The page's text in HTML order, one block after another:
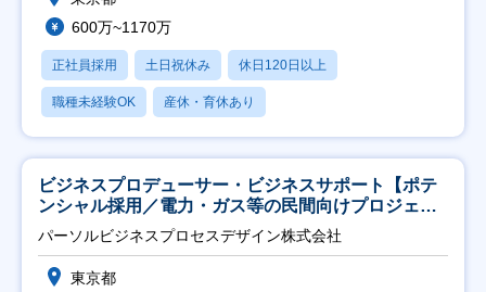
600万~1170万
正社員採用 土日祝休み 休日120日以上
職種未経験OK 産休・育休あり
ビジネスプロデューサー・ビジネスサポート【ポテ
ンシャル採用／電力・ガス等の民間向けプロジェク
ト推進】
パーソルビジネスプロセスデザイン株式会社
東京都